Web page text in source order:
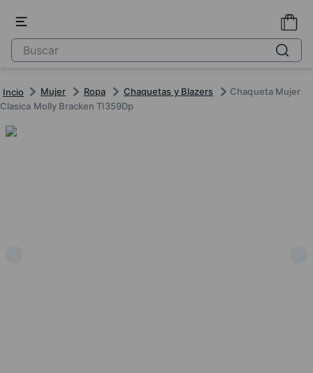
Mujer Ropa Chaquetas y Blazers
Chaqueta Mujer
Clasica Molly Bracken Tl359Dp